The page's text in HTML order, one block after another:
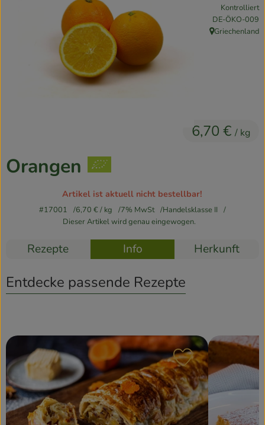
Kühlschrank
Vorratskammer
Firmenkunden
Über uns
Rezepte
Orangen
6,70 € / kg
Kontrolliert
, Kontrollstelle:
DE-ÖKO-009
, Herkunft:
Griechenland
Artikel ist aktuell nicht bestellbar!
#17001 6,70 € / kg 7% MwSt
Handelsklasse II
Dieser Artikel wird genau eingewogen.
Rezepte Info Herkunft
Entdecke passende Rezepte
Rezept zu